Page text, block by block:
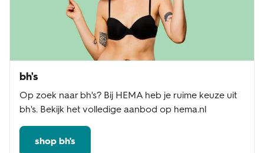
bh's
Op zoek naar bh's? Bij HEMA heb je ruime keuze uit
bh's. Bekijk het volledige aanbod op hema.nl
shop bh's